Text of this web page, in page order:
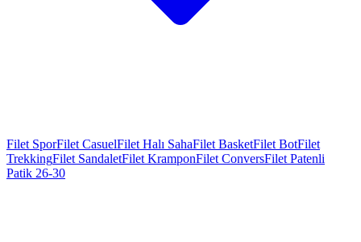
Filet SporFilet CasuelFilet Halı SahaFilet BasketFilet BotFilet
TrekkingFilet SandaletFilet KramponFilet ConversFilet Patenli
Patik 26-30